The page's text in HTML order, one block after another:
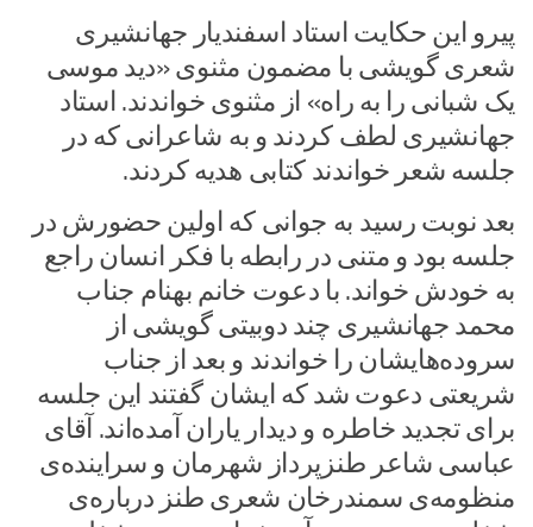
پیرو این حکایت استاد اسفندیار جهانشیری
شعری گویشی با مضمون مثنوی «دید موسی
یک شبانی را به راه» از مثنوی خواندند. استاد
جهانشیری لطف کردند و به شاعرانی که در
جلسه شعر خواندند کتابی هدیه کردند.
بعد نوبت رسید به جوانی که اولین حضورش در
جلسه بود و متنی در رابطه با فکر انسان راجع
به خودش خواند. با دعوت خانم بهنام جناب
محمد جهانشیری چند دوبیتی گویشی از
سروده‌هایشان را خواندند و بعد از جناب
شریعتی دعوت شد که ایشان گفتند این جلسه
برای تجدید خاطره و دیدار یاران آمده‌اند. آقای
عباسی شاعر طنزپرداز شهرمان و سراینده‌ی
منظومه‌ی سمندرخان شعری طنز درباره‌ی